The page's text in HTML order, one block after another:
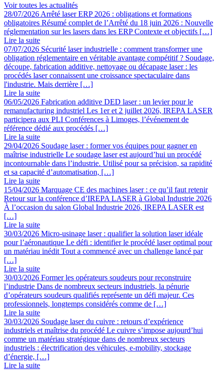
Voir toutes les actualités
28/07/2026 Arrêté laser ERP 2026 : obligations et formations
obligatoires Résumé complet de l’Arrêté du 18 juin 2026 : Nouvelle
réglementation sur les lasers dans les ERP Contexte et objectifs […]
Lire la suite
07/07/2026 Sécurité laser industrielle : comment transformer une
obligation réglementaire en véritable avantage compétitif ? Soudage,
découpe, fabrication additive, nettoyage ou décapage laser : les
procédés laser connaissent une croissance spectaculaire dans
l'industrie. Mais derrière […]
Lire la suite
06/05/2026 Fabrication additive DED laser : un levier pour le
remanufacturing industriel Les 1er et 2 juillet 2026, IREPA LASER
participera aux PLI Conférences à Limoges, l’événement de
référence dédié aux procédés […]
Lire la suite
29/04/2026 Soudage laser : former vos équipes pour gagner en
maîtrise industrielle Le soudage laser est aujourd’hui un procédé
incontournable dans l’industrie. Utilisé pour sa précision, sa rapidité
et sa capacité d’automatisation, […]
Lire la suite
15/04/2026 Marquage CE des machines laser : ce qu’il faut retenir
Retour sur la conférence d’IREPA LASER à Global Industrie 2026
À l’occasion du salon Global Industrie 2026, IREPA LASER est
[…]
Lire la suite
30/03/2026 Micro-usinage laser : qualifier la solution laser idéale
pour l’aéronautique Le défi : identifier le procédé laser optimal pour
un matériau inédit Tout a commencé avec un challenge lancé par
[…]
Lire la suite
30/03/2026 Former les opérateurs soudeurs pour reconstruire
l’industrie Dans de nombreux secteurs industriels, la pénurie
d’opérateurs soudeurs qualifiés représente un défi majeur. Ces
professionnels, longtemps considérés comme de […]
Lire la suite
30/03/2026 Soudage laser du cuivre : retours d’expérience
industriels et maîtrise du procédé Le cuivre s’impose aujourd’hui
comme un matériau stratégique dans de nombreux secteurs
industriels : électrification des véhicules, e-mobility, stockage
d’énergie, […]
Lire la suite